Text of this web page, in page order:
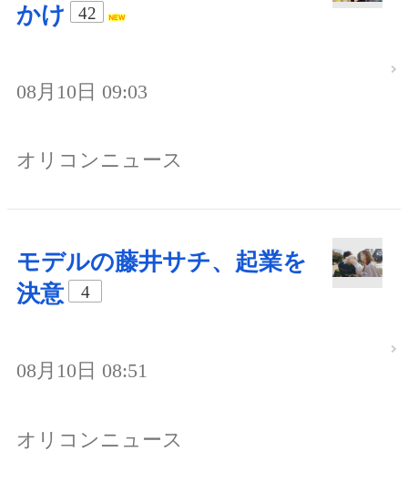
かけ
42
08月10日 09:03
オリコンニュース
モデルの藤井サチ、起業を
決意
4
08月10日 08:51
オリコンニュース